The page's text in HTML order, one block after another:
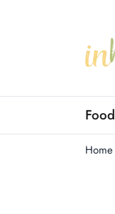
Food
Home